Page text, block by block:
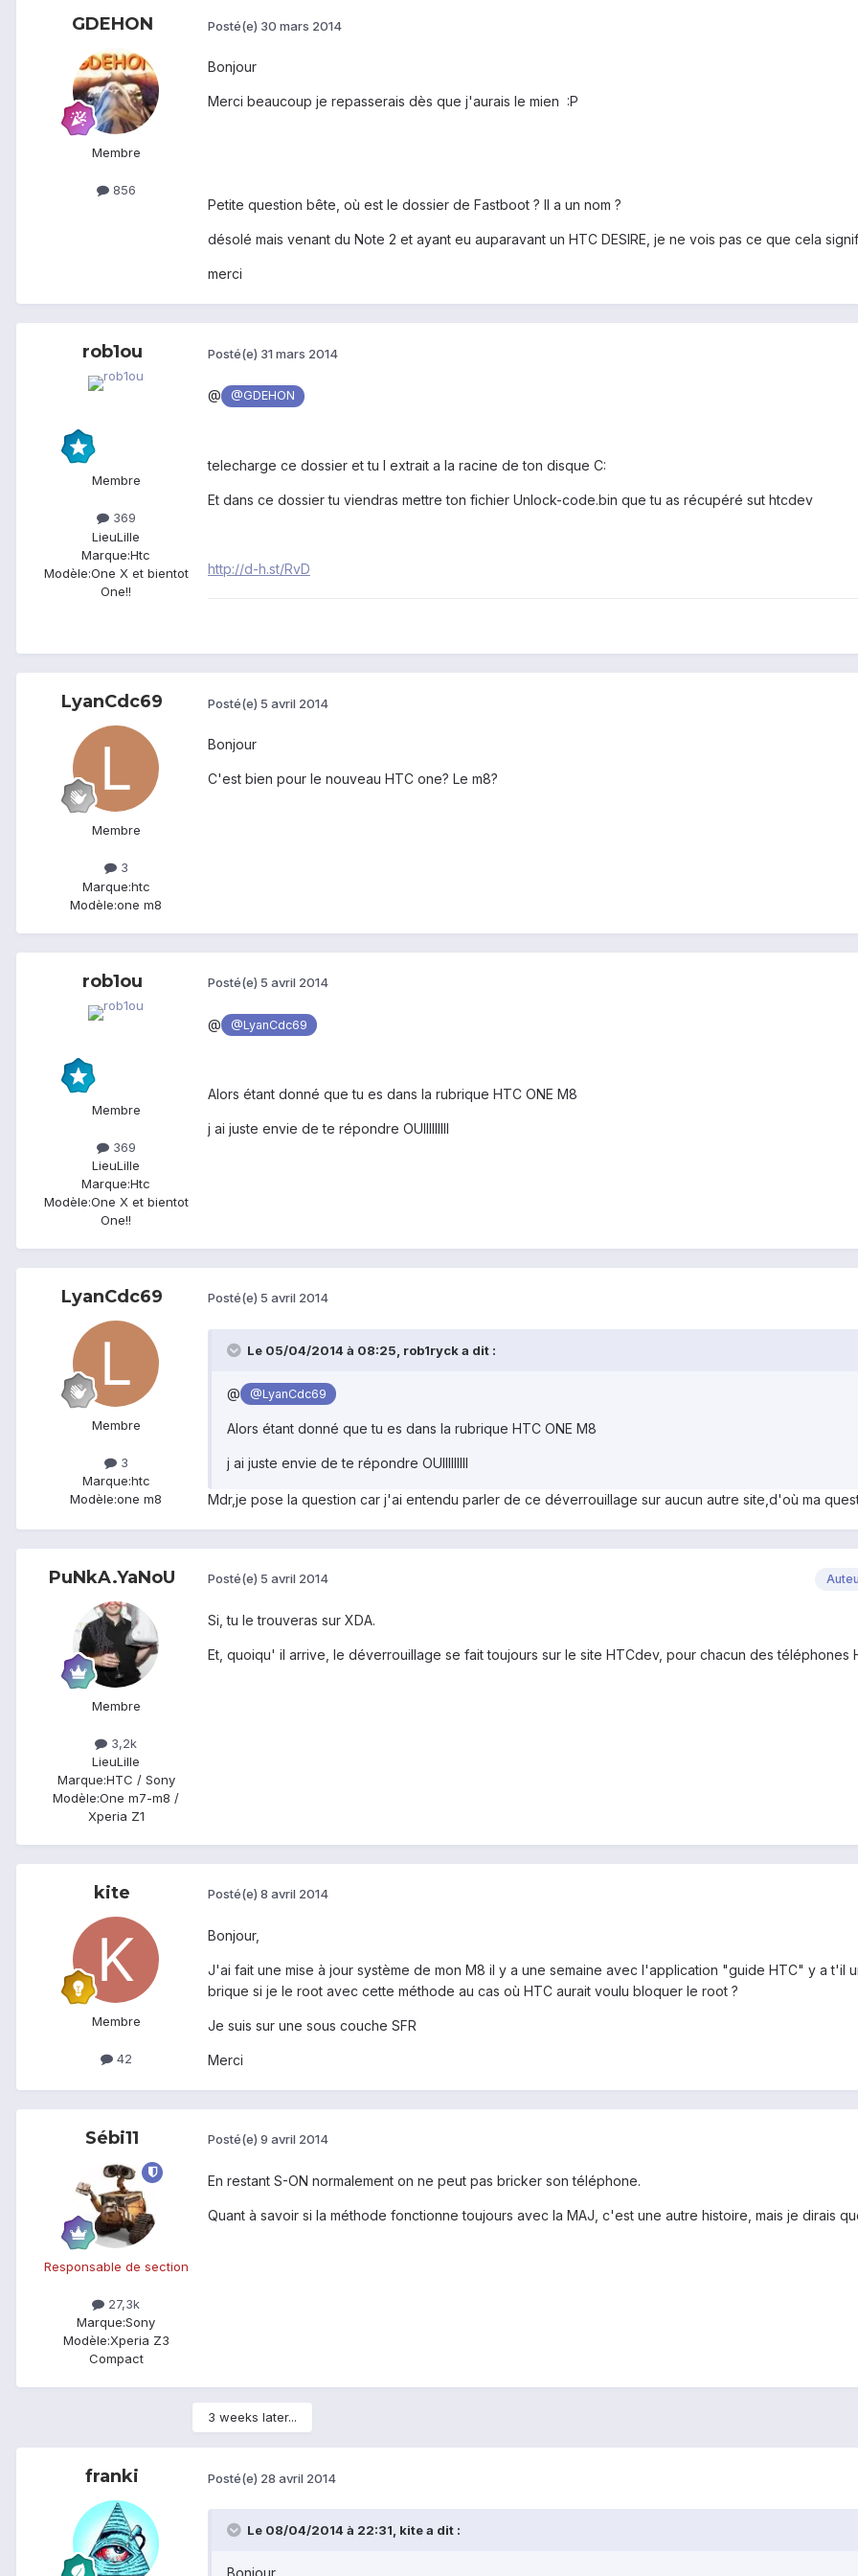
GDEHON
Membre
856
Posté(e) 30 mars 2014
Bonjour
Merci beaucoup je repasserais dès que j'aurais le mien :P
Petite question bête, où est le dossier de Fastboot ? Il a un nom ?
désolé mais venant du Note 2 et ayant eu auparavant un HTC DESIRE, je ne vois pas ce que cela
merci
rob1ou
Membre
369
LieuLille
Marque:Htc
Modèle:One X et bientot
One!!
Posté(e) 31 mars 2014
@ @GDEHON
telecharge ce dossier et tu l extrait a la racine de ton disque C:
Et dans ce dossier tu viendras mettre ton fichier Unlock-code.bin que tu as récupéré sut htcdev
http://d-h.st/RvD
LyanCdc69
Membre
3
Marque:htc
Modèle:one m8
Posté(e) 5 avril 2014
Bonjour
C'est bien pour le nouveau HTC one? Le m8?
rob1ou
Membre
369
LieuLille
Marque:Htc
Modèle:One X et bientot
One!!
Posté(e) 5 avril 2014
@ @LyanCdc69
Alors étant donné que tu es dans la rubrique HTC ONE M8
j ai juste envie de te répondre OUIIIIIIIII
LyanCdc69
Membre
3
Marque:htc
Modèle:one m8
Posté(e) 5 avril 2014
Le 05/04/2014 à 08:25, rob1ryck a dit :
@ @LyanCdc69
Alors étant donné que tu es dans la rubrique HTC ONE M8
j ai juste envie de te répondre OUIIIIIIIII
Mdr,je pose la question car j'ai entendu parler de ce déverrouillage sur aucun autre site,d'où ma
PuNkA.YaNoU
Membre
3,2k
LieuLille
Marque:HTC / Sony
Modèle:One m7-m8 /
Xperia Z1
Posté(e) 5 avril 2014
Si, tu le trouveras sur XDA.
Et, quoiqu' il arrive, le déverrouillage se fait toujours sur le site HTCdev, pour chacun des téléphones
kite
Membre
42
Posté(e) 8 avril 2014
Bonjour,
J'ai fait une mise à jour système de mon M8 il y a une semaine avec l'application "guide HTC" y a t'il
brique si je le root avec cette méthode au cas où HTC aurait voulu bloquer le root ?
Je suis sur une sous couche SFR
Merci
Sébi11
Responsable de section
27,3k
Marque:Sony
Modèle:Xperia Z3
Compact
Posté(e) 9 avril 2014
En restant S-ON normalement on ne peut pas bricker son téléphone.
Quant à savoir si la méthode fonctionne toujours avec la MAJ, c'est une autre histoire, mais je dirais
3 weeks later...
franki Posté(e) 28 avril 2014
Le 08/04/2014 à 22:31, kite a dit :
Bonjour,